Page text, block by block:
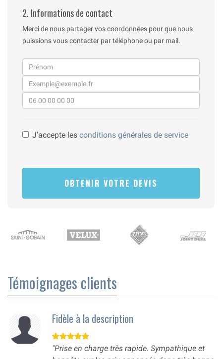
2. Informations de contact
Merci de nous partager vos coordonnées pour que nous
puissions vous contacter par téléphone ou par mail.
J'accepte les conditions générales de service
Témoignages clients
Fidèle à la description
"Prise en charge très rapide. Sympathique et